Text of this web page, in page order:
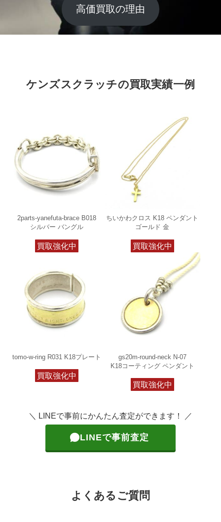
高価買取の理由
ケンズスクラッチの買取実績一例
2parts-yanefuta-brace B018
シルバー バングル
買取強化中
ちいかわクロス K18 ペンダント
ゴールド 金
買取強化中
tomo-w-ring R031 K18プレート
買取強化中
gs20m-round-neck N-07
K18コーティング ペンダント
買取強化中
＼ LINEで事前にかんたん査定ができます！ ／
LINEで事前査定
よくあるご質問